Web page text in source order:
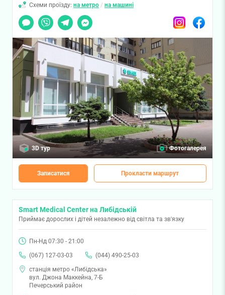
Схеми проїзду: на метро / на машині
Чат
Viber TelegramMessenger InstagramFacebook
3D тур Фотогалерея
Записатися Прокласти маршрут
Smart Medical Center на Либідській
Приймає дорослих і дітей незалежно від світла та зв'язку
Пн-Нд 07:30 - 21:00
(067) 127-03-03
(044) 490-25-03
станція метро «Либідська»
вул. Джона Маккейна, 7-Б
Печерський район